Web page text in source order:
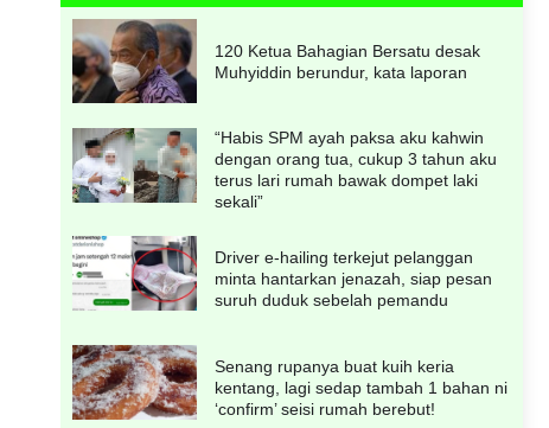
120 Ketua Bahagian Bersatu desak
Muhyiddin berundur, kata laporan
“Habis SPM ayah paksa aku kahwin
dengan orang tua, cukup 3 tahun aku
terus lari rumah bawak dompet laki
sekali”
Driver e-hailing terkejut pelanggan
minta hantarkan jenazah, siap pesan
suruh duduk sebelah pemandu
Senang rupanya buat kuih keria
kentang, lagi sedap tambah 1 bahan ni
‘confirm’ seisi rumah berebut!